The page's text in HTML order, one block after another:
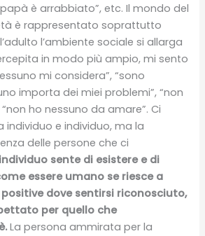
è arrabbiato”, etc. Il mondo del
è rappresentato soprattutto
l’ambiente sociale si allarga
in modo più ampio, mi sento
mi considera”, “sono
importa dei miei problemi”, “non
ho nessuno da amare”. Ci
individuo e individuo, ma la
delle persone che ci
sente di esistere e di
essere umano se riesce a
dove sentirsi riconosciuto,
per quello che
La persona ammirata per la